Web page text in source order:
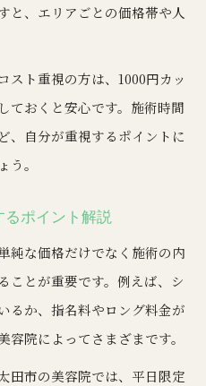
と、エリアごとの価格帯や人
スト重視の方は、1000円カッ
ておくと安心です。施術時間
、自分が重視するポイントに
。
るポイント解説
純な価格だけでなく施術の内
ことが重要です。例えば、シ
るか、指名料やロング料金が
院によってさまざまです。
田市の美容院では、平日限定